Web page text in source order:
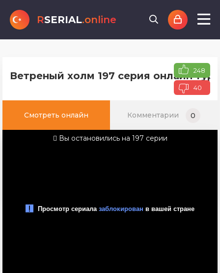
RSERIAL.online
Ветреный холм 197 серия онлайн 248
40
Смотреть онлайн Комментарии 0
Вы остановились на 197 серии